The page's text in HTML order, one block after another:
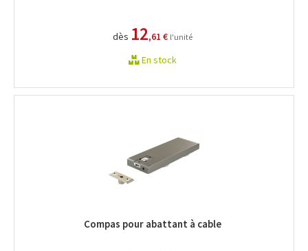
dès 12,61 € l'unité
En stock
Compas pour abattant à cable